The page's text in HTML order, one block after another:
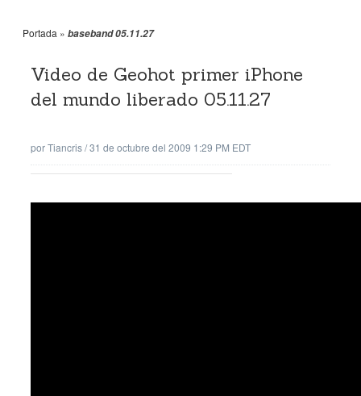
Portada » baseband 05.11.27
Video de Geohot primer iPhone
del mundo liberado 05.11.27
porTiancris/31 de octubre del 2009 1:29 PM EDT